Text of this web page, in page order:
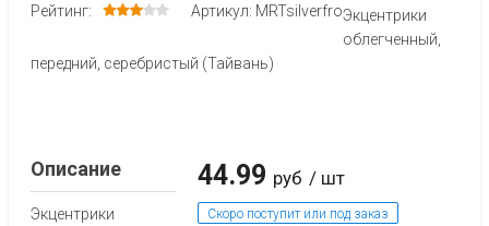
Рейтинг: Артикул: MRTsilverfroЭкцентрики
облегченный,
передний, серебристый (Тайвань)
44.99 руб / шт
Скоро поступит или под заказ
Описание
Экцентрики